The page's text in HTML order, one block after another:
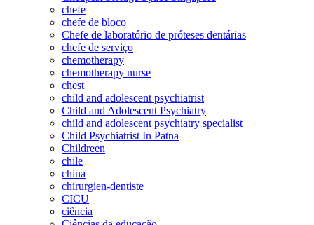
chefe
chefe de bloco
Chefe de laboratório de próteses dentárias
chefe de serviço
chemotherapy
chemotherapy nurse
chest
child and adolescent psychiatrist
Child and Adolescent Psychiatry
child and adolescent psychiatry specialist
Child Psychiatrist In Patna
Childreen
chile
china
chirurgien-dentiste
CICU
ciência